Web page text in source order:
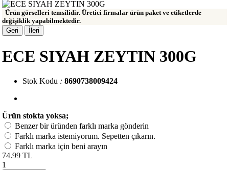
Ürün görselleri temsilidir. Üretici firmalar ürün paket ve etiketlerde
değişiklik yapabilmektedir.
Geri
İleri
ECE SIYAH ZEYTIN 300G
Stok Kodu : 8690738009424
Ürün stokta yoksa;
Benzer bir üründen farklı marka gönderin
Farklı marka istemiyorum. Sepetten çıkarın.
Farklı marka için beni arayın
74.99 TL
1